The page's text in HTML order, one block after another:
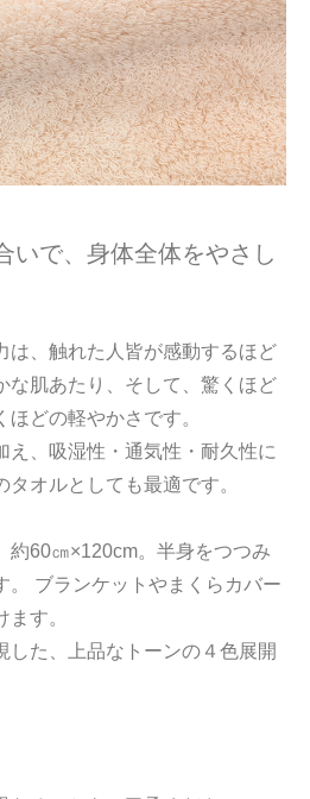
いで、身体全体をやさし
は、触れた人皆が感動するほど
な肌あたり、そして、驚くほど
どの軽やかさです。
え、吸湿性・通気性・耐久性に
オルとしても最適です。
約60㎝×120cm。半身をつつみ
。 ブランケットやまくらカバー
す。
した、上品なトーンの４色展開